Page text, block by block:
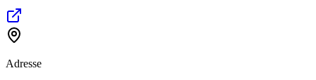
Adresse